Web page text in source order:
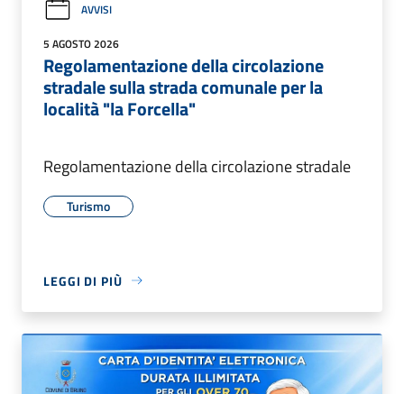
AVVISI
5 AGOSTO 2026
Regolamentazione della circolazione
stradale sulla strada comunale per la
località "la Forcella"
Regolamentazione della circolazione stradale
Turismo
LEGGI DI PIÙ